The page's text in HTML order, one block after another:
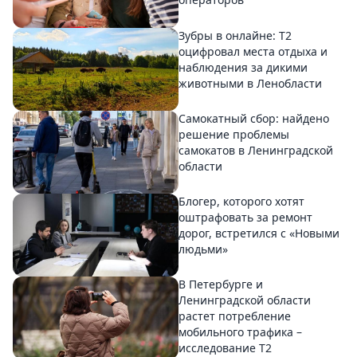
Зубры в онлайне: Т2
оцифровал места отдыха и
наблюдения за дикими
животными в Ленобласти
Самокатный сбор: найдено
решение проблемы
самокатов в Ленинградской
области
Блогер, которого хотят
оштрафовать за ремонт
дорог, встретился с «Новыми
людьми»
В Петербурге и
Ленинградской области
растет потребление
мобильного трафика –
исследование T2